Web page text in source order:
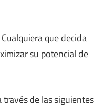
que decida
su potencial de
de las siguientes